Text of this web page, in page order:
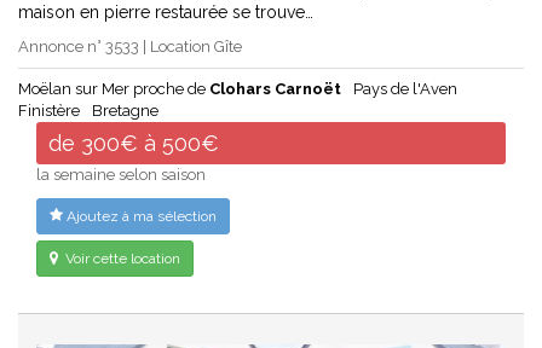
maison en pierre restaurée se trouve…
Annonce n° 3533 | Location Gîte
Moëlan sur Mer proche de Clohars Carnoët
Pays de l'Aven
Finistère
Bretagne
de 300€ à 500€
la semaine selon saison
Ajoutez à ma sélection
Voir cette location